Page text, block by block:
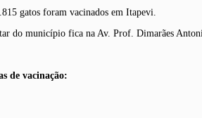
gatos foram vacinados em Itapevi.
do município fica na Av. Prof. Dimarães
de vacinação: